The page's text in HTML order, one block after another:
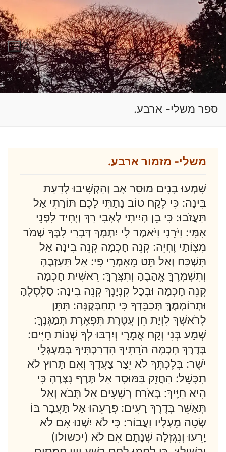
דלג
לתוכן
חפש:
ספר משלי- ארבע.
משלי- מזמור ארבע.
שִׁמְעוּ בָנִים מוּסַר אָב וְהַקְשִׁיבוּ לָדַעַת
בִּינָה: כִּי לֶקַח טוֹב נָתַתִּי לָכֶם תּוֹרָתִי אַל
תַּעֲזֹבוּ: כִּי בֵן הָיִיתִי לְאָבִי רַךְ וְיָחִיד לִפְנֵי
אִמִּי: וַיֹּרֵנִי וַיֹּאמֶר לִי יִתְמָךְ דְּבָרַי לִבֶּךָ שְׁמֹר
מִצְוֹתַי וֶחְיֵה: קְנֵה חָכְמָה קְנֵה בִינָה אַל
תִּשְׁכַּח וְאַל תֵּט מֵאִמְרֵי פִי: אַל תַּעַזְבֶהָ
וְתִשְׁמְרֶךָּ אֱהָבֶהָ וְתִצְּרֶךָּ: רֵאשִׁית חָכְמָה
קְנֵה חָכְמָה וּבְכָל קִנְיָנְךָ קְנֵה בִינָה: סַלְסְלֶהָ
וּתְרוֹמְמֶךָּ תְּכַבֵּדְךָ כִּי תְחַבְּקֶנָּה: תִּתֵּן
לְרֹאשְׁךָ לִוְיַת חֵן עֲטֶרֶת תִּפְאֶרֶת תְּמַגְּנֶךָּ:
שְׁמַע בְּנִי וְקַח אֲמָרָי וְיִרְבּוּ לְךָ שְׁנוֹת חַיִּים:
בְּדֶרֶךְ חָכְמָה הֹרֵתִיךָ הִדְרַכְתִּיךָ בְּמַעְגְּלֵי
יֹשֶׁר: בְּלֶכְתְּךָ לֹא יֵצַר צַעֲדֶךָ וְאִם תָּרוּץ לֹא
תִכָּשֵׁל: הַחֲזֵק בַּמּוּסָר אַל תֶּרֶף נִצְּרֶהָ כִּי
הִיא חַיֶּיךָ: בְּאֹרַח רְשָׁעִים אַל תָּבֹא וְאַל
תְּאַשֵּׁר בְּדֶרֶךְ רָעִים: פְּרָעֵהוּ אַל תַּעֲבָר בּוֹ
שְׂטֵה מֵעָלָיו וַעֲבוֹר: כִּי לֹא יִשְׁנוּ אִם לֹא
יָרֵעוּ וְנִגְזְלָה שְׁנָתָם אִם לֹא (יכשולו)